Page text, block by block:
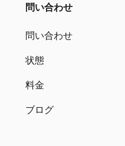
問い合わせ
問い合わせ
状態
料金
ブログ